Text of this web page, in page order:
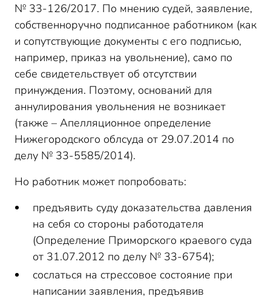
№ 33-126/2017. По мнению судей, заявление,
собственноручно подписанное работником (как
и сопутствующие документы с его подписью,
например, приказ на увольнение), само по
себе свидетельствует об отсутствии
принуждения. Поэтому, оснований для
аннулирования увольнения не возникает
(также – Апелляционное определение
Нижегородского облсуда от 29.07.2014 по
делу № 33-5585/2014).
Но работник может попробовать:
предъявить суду доказательства давления
на себя со стороны работодателя
(Определение Приморского краевого суда
от 31.07.2012 по делу № 33-6754);
сослаться на стрессовое состояние при
написании заявления, предъявив